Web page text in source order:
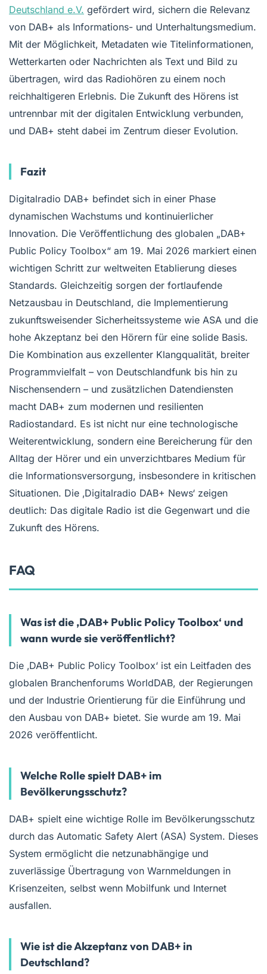
Deutschland e.V. gefördert wird, sichern die Relevanz
von DAB+ als Informations- und Unterhaltungsmedium.
Mit der Möglichkeit, Metadaten wie Titelinformationen,
Wetterkarten oder Nachrichten als Text und Bild zu
übertragen, wird das Radiohören zu einem noch
reichhaltigeren Erlebnis. Die Zukunft des Hörens ist
untrennbar mit der digitalen Entwicklung verbunden,
und DAB+ steht dabei im Zentrum dieser Evolution.
Fazit
Digitalradio DAB+ befindet sich in einer Phase
dynamischen Wachstums und kontinuierlicher
Innovation. Die Veröffentlichung des globalen „DAB+
Public Policy Toolbox“ am 19. Mai 2026 markiert einen
wichtigen Schritt zur weltweiten Etablierung dieses
Standards. Gleichzeitig sorgen der fortlaufende
Netzausbau in Deutschland, die Implementierung
zukunftsweisender Sicherheitssysteme wie ASA und die
hohe Akzeptanz bei den Hörern für eine solide Basis.
Die Kombination aus exzellenter Klangqualität, breiter
Programmvielfalt – von Deutschlandfunk bis hin zu
Nischensendern – und zusätzlichen Datendiensten
macht DAB+ zum modernen und resilienten
Radiostandard. Es ist nicht nur eine technologische
Weiterentwicklung, sondern eine Bereicherung für den
Alltag der Hörer und ein unverzichtbares Medium für
die Informationsversorgung, insbesondere in kritischen
Situationen. Die ‚Digitalradio DAB+ News‘ zeigen
deutlich: Das digitale Radio ist die Gegenwart und die
Zukunft des Hörens.
FAQ
Was ist die ‚DAB+ Public Policy Toolbox‘ und
wann wurde sie veröffentlicht?
Die ‚DAB+ Public Policy Toolbox‘ ist ein Leitfaden des
globalen Branchenforums WorldDAB, der Regierungen
und der Industrie Orientierung für die Einführung und
den Ausbau von DAB+ bietet. Sie wurde am 19. Mai
2026 veröffentlicht.
Welche Rolle spielt DAB+ im
Bevölkerungsschutz?
DAB+ spielt eine wichtige Rolle im Bevölkerungsschutz
durch das Automatic Safety Alert (ASA) System. Dieses
System ermöglicht die netzunabhängige und
zuverlässige Übertragung von Warnmeldungen in
Krisenzeiten, selbst wenn Mobilfunk und Internet
ausfallen.
Wie ist die Akzeptanz von DAB+ in
Deutschland?